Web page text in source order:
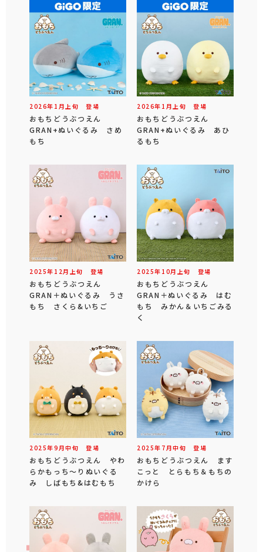
2026年 1 月 上旬 登場
おもちどうぶつえん
GRAN+ぬいぐるみ さめ
もち
2026年 1 月 上旬 登場
おもちどうぶつえん
GRAN+ぬいぐるみ あひ
るもち
2025年 12 月 上旬 登場
おもちどうぶつえん
GRAN＋ぬいぐるみ うさ
もち さくら&いちご
2025年 10月 上旬 登場
おもちどうぶつえん
GRAN＋ぬいぐるみ はむ
もち みかん＆いちごみる
く
2025年9 月中旬 登場
おもちどうぶつえん やわ
らかもっち～りぬいぐる
み しばもち&はむもち
2025年 7 月中旬 登場
おもちどうぶつえん ます
こっと とらもち＆もちの
かけら